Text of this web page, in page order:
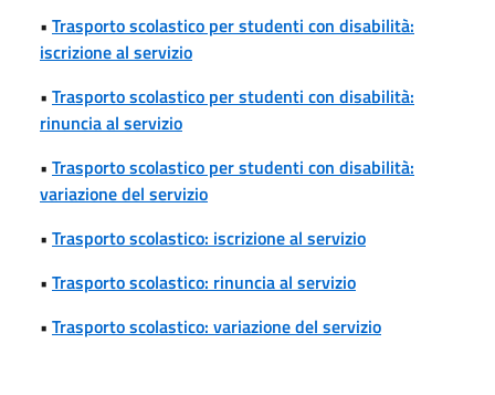
• Trasporto scolastico per studenti con disabilità:
iscrizione al servizio
• Trasporto scolastico per studenti con disabilità:
rinuncia al servizio
• Trasporto scolastico per studenti con disabilità:
variazione del servizio
• Trasporto scolastico: iscrizione al servizio
• Trasporto scolastico: rinuncia al servizio
• Trasporto scolastico: variazione del servizio